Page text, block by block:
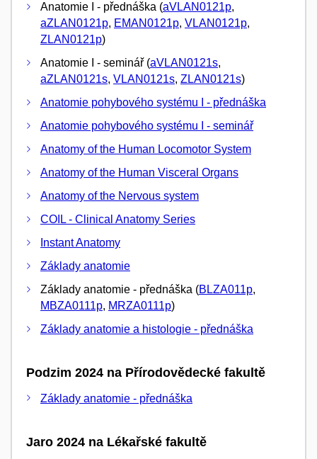
Anatomie I - přednáška (aVLAN0121p,
aZLAN0121p, EMAN0121p, VLAN0121p,
ZLAN0121p)
Anatomie I - seminář (aVLAN0121s,
aZLAN0121s, VLAN0121s, ZLAN0121s)
Anatomie pohybového systému I - přednáška
Anatomie pohybového systému I - seminář
Anatomy of the Human Locomotor System
Anatomy of the Human Visceral Organs
Anatomy of the Nervous system
COIL - Clinical Anatomy Series
Instant Anatomy
Základy anatomie
Základy anatomie - přednáška (BLZA011p,
MBZA0111p, MRZA0111p)
Základy anatomie a histologie - přednáška
Podzim 2024 na Přírodovědecké fakultě
Základy anatomie - přednáška
Jaro 2024 na Lékařské fakultě